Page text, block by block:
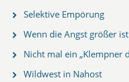
Selektive Empörung
Wenn die Angst größer
Nicht mal ein „Klempner
Wildwest in Nahost